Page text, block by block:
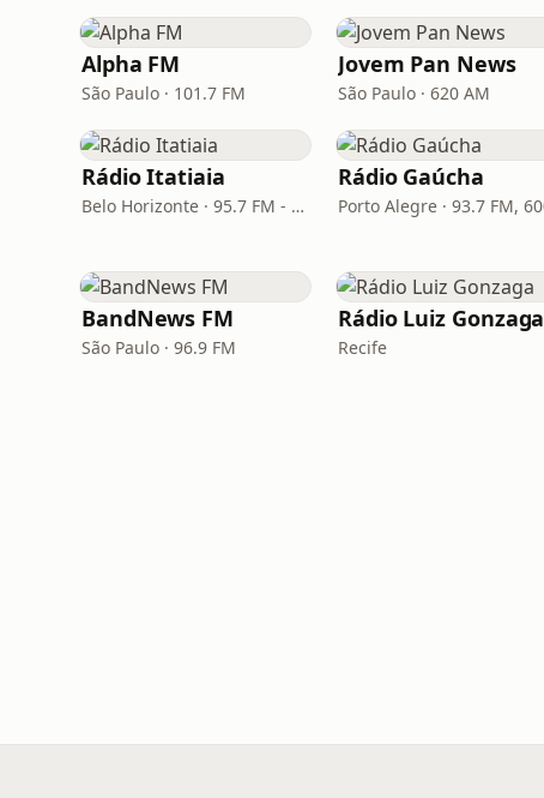
Alpha FM
São Paulo · 101.7 FM
Jovem Pan News
São Paulo · 620 AM
Rádio Itatiaia
Belo Horizonte · 95.7 FM - 610 AM
Rádio Gaúcha
BandNews FM
São Paulo · 96.9 FM
Rádio Luiz Gonzaga
Recife